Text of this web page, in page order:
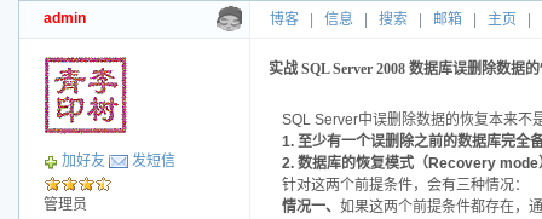
投票帖
交易帖
小字报
admin 博客 信息 搜索 邮箱 主页
加好友 发短信
管理员
实战 SQL Server 2008 数据库误删除数据
SQL Server中误删除数据的恢复本来不
1. 至少有一个误删除之前的数据库完全
2. 数据库的恢复模式（Recovery mode
针对这两个前提条件，会有三种情况：
情况一、 如果这两个前提条件都存在，